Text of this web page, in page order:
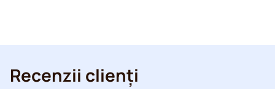
Recenzii clienți